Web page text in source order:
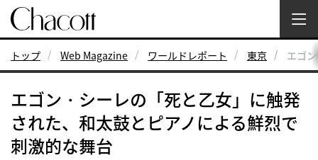
トップ Web Magazine ワールドレポート 東京 エゴ
エゴン・シーレの「死と乙女」に触発
された、和太鼓とピアノによる鮮烈で
刺激的な舞台